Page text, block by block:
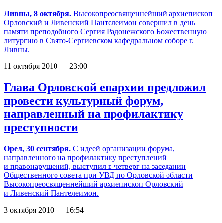
Ливны, 8 октября. Высокопреосвященнейший архиепископ
Орловский и Ливенский Пантелеимон совершил в день
памяти преподобного Сергия Радонежского Божественную
литургию в Свято-Сергиевском кафедральном соборе г.
Ливны.
11 октября 2010 — 23:00
Глава Орловской епархии предложил
провести культурный форум,
направленный на профилактику
преступности
Орел, 30 сентября. С идеей организации форума,
направленного на профилактику преступлений
и правонарушений, выступил в четверг на заседании
Общественного совета при УВД по Орловской области
Высокопреосвященнейший архиепископ Орловский
и Ливенский Пантелеимон.
3 октября 2010 — 16:54